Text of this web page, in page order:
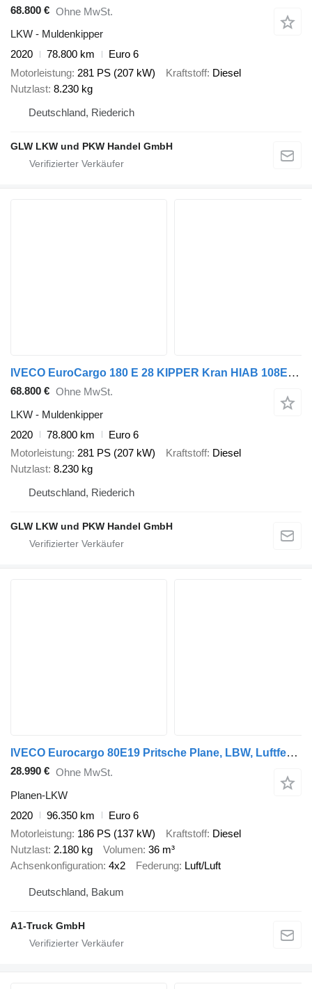
68.800 € Ohne MwSt.
LKW - Muldenkipper
2020
78.800 km
Euro 6
Motorleistung 281 PS (207 kW) Kraftstoff Diesel
Nutzlast 8.230 kg
Deutschland, Riederich
GLW LKW und PKW Handel GmbH
IVECO EuroCargo 180 E 28 KIPPER Kran HIAB 108ES-3*FUNK
68.800 € Ohne MwSt.
LKW - Muldenkipper
2020
78.800 km
Euro 6
Motorleistung 281 PS (207 kW) Kraftstoff Diesel
Nutzlast 8.230 kg
Deutschland, Riederich
GLW LKW und PKW Handel GmbH
IVECO Eurocargo 80E19 Pritsche Plane, LBW, Luftfederung
28.990 € Ohne MwSt.
Planen-LKW
2020
96.350 km
Euro 6
Motorleistung 186 PS (137 kW) Kraftstoff Diesel
Nutzlast 2.180 kg Volumen 36 m³
Achsenkonfiguration 4x2 Federung Luft/Luft
Deutschland, Bakum
A1-Truck GmbH